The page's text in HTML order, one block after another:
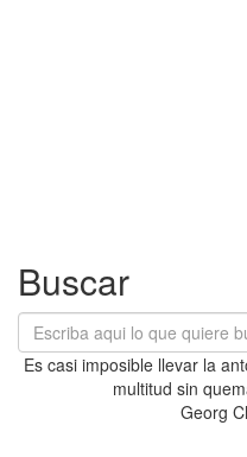
Buscar
Es casi imposible llevar la
multitud sin
Georg